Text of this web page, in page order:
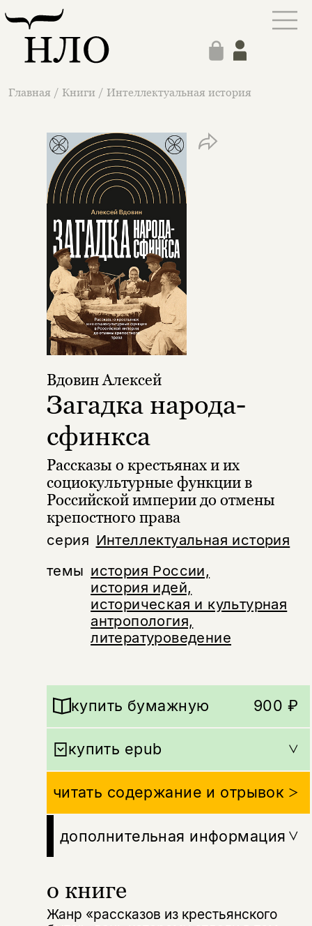
Главная / Книги / Интеллектуальная история
серия Интеллектуальная история
темы история России,
история идей,
историческая и культурная
антропология,
литературоведение
Вдовин Алексей
Загадка народа-
сфинкса
Рассказы о крестьянах и их
социокультурные функции в
Российской империи до отмены
крепостного права
о книге
Жанр «рассказов из крестьянского
купить бумажную 900 ₽
купить epub
читать содержание и отрывок
дополнительная информация